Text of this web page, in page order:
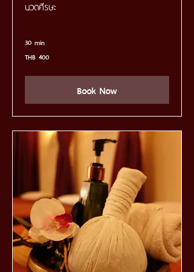
นวดศีรษะ
30 min
Thai
THB 400
Book Now